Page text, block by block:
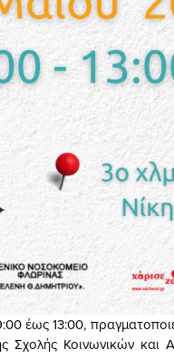
έως 13:00,
Σχολής Κοινωνικών και